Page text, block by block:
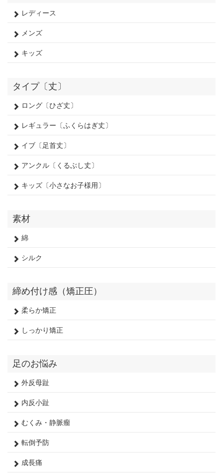
レディース
メンズ
キッズ
タイプ〔丈〕
ロング〔ひざ丈〕
レギュラー〔ふくらはぎ丈〕
イブ〔足首丈〕
アンクル〔くるぶし丈〕
キッズ〔小さなお子様用〕
素材
綿
シルク
締め付け感（矯正圧）
柔らか矯正
しっかり矯正
足のお悩み
外反母趾
内反小趾
むくみ・静脈瘤
転倒予防
成長痛